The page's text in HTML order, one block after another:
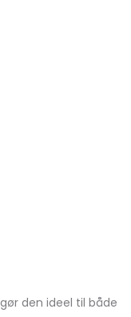
den ideel til både